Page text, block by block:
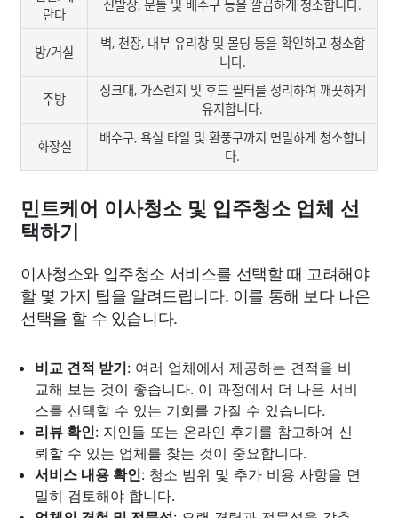
란다
신발장, 문틀 및 배수구 등을 깔끔하게 청소합니다.
방/거실
벽, 천장, 내부 유리창 및 몰딩 등을 확인하고 청소합
니다.
주방
싱크대, 가스렌지 및 후드 필터를 정리하여 깨끗하게
유지합니다.
화장실
배수구, 욕실 타일 및 환풍구까지 면밀하게 청소합니
다.
민트케어 이사청소 및 입주청소 업체 선
택하기
이사청소와 입주청소 서비스를 선택할 때 고려해야
할 몇 가지 팁을 알려드립니다. 이를 통해 보다 나은
선택을 할 수 있습니다.
비교 견적 받기: 여러 업체에서 제공하는 견적을 비
교해 보는 것이 좋습니다. 이 과정에서 더 나은 서비
스를 선택할 수 있는 기회를 가질 수 있습니다.
리뷰 확인: 지인들 또는 온라인 후기를 참고하여 신
뢰할 수 있는 업체를 찾는 것이 중요합니다.
서비스 내용 확인: 청소 범위 및 추가 비용 사항을 면
밀히 검토해야 합니다.